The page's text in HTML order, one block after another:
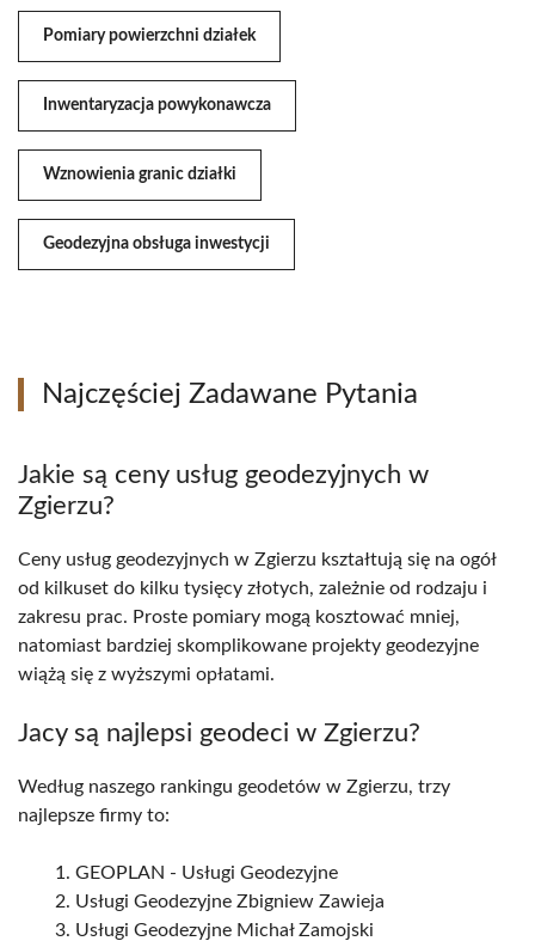
Pomiary powierzchni działek
Inwentaryzacja powykonawcza
Wznowienia granic działki
Geodezyjna obsługa inwestycji
Najczęściej Zadawane Pytania
Jakie są ceny usług geodezyjnych w
Zgierzu?
Ceny usług geodezyjnych w Zgierzu kształtują się na ogół
od kilkuset do kilku tysięcy złotych, zależnie od rodzaju i
zakresu prac. Proste pomiary mogą kosztować mniej,
natomiast bardziej skomplikowane projekty geodezyjne
wiążą się z wyższymi opłatami.
Jacy są najlepsi geodeci w Zgierzu?
Według naszego rankingu geodetów w Zgierzu, trzy
najlepsze firmy to:
GEOPLAN - Usługi Geodezyjne
Usługi Geodezyjne Zbigniew Zawieja
Usługi Geodezyjne Michał Zamojski